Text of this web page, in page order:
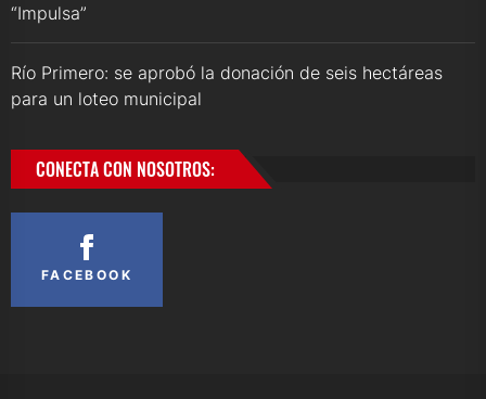
“Impulsa”
Río Primero: se aprobó la donación de seis hectáreas
para un loteo municipal
CONECTA CON NOSOTROS:
FACEBOOK